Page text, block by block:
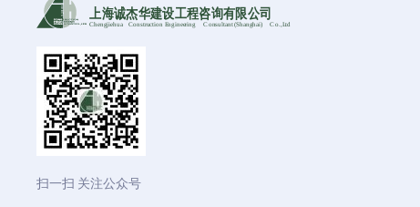
上海诚杰华建设工程咨询有限公司
Chengjiehua Construction Engineering C onsultant (Shanghai) C o.,Ltd
扫一扫 关注公众号